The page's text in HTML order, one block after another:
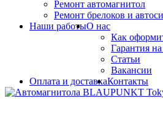
Ремонт автомагнитол
Ремонт брелоков и
Наши работыО нас
Как
Гарантия
Статьи
Вакансии
Оплата и доставкаКонтакты